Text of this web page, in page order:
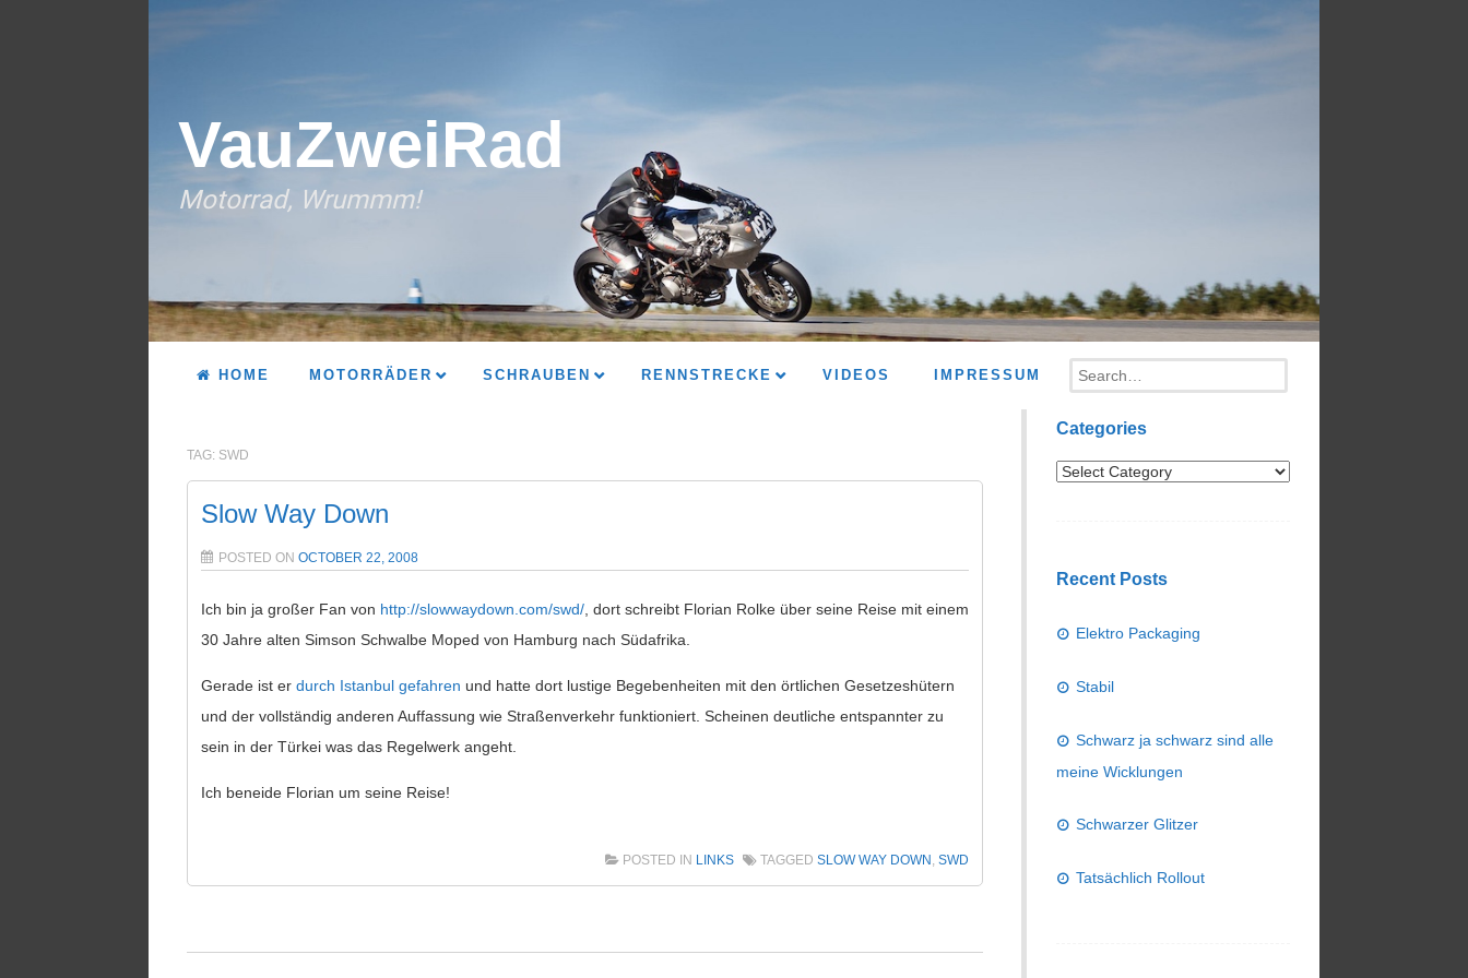
VauZweiRad
Motorrad, Wrummm!
HOME MOTORRÄDER SCHRAUBEN RENNSTRECKE VIDEOS IMPRESSUM Search
TAG: SWD
Slow Way Down
POSTED ON OCTOBER 22, 2008
Ich bin ja großer Fan von http://slowwaydown.com/swd/ , dort schreibt Florian Rolke über seine Reise mit einem
30 Jahre alten Simson Schwalbe Moped von Hamburg nach Südafrika.
Gerade ist er durch Istanbul gefahren und hatte dort lustige Begebenheiten mit den örtlichen Gesetzeshütern
und der vollständig anderen Auffassung wie Straßenverkehr funktioniert. Scheinen deutliche entspannter zu
sein in der Türkei was das Regelwerk angeht.
Ich beneide Florian um seine Reise!
POSTED IN LINKS TAGGED SLOW WAY DOWN SWD
Categories
Recent Posts
Elektro Packaging
Stabil
Schwarz ja schwarz sind alle
meine Wicklungen
Schwarzer Glitzer
Tatsächlich Rollout